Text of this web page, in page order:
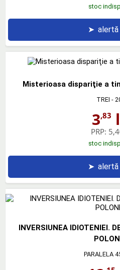
stoc
➤
Misterioasa dispariţie a
TREI -
3,83
PRP:
stoc
➤
INVERSIUNEA IDIOTENIEI.
PARALELA